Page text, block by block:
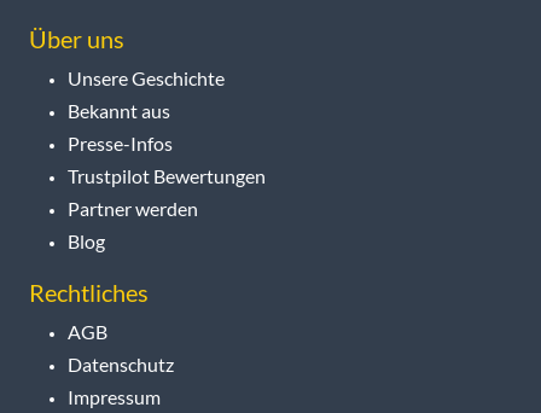
Über uns
Unsere Geschichte
Bekannt aus
Presse-Infos
Trustpilot Bewertungen
Partner werden
Blog
Rechtliches
AGB
Datenschutz
Impressum